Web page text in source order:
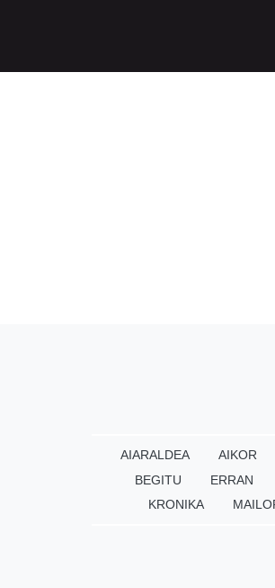
AIARALDEA AIKOR
BEGITU
ERRAN
KRONIKA